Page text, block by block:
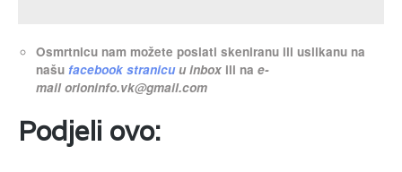
Osmrtnicu nam možete poslati skeniranu ili uslikanu na
našu facebook stranicuu inbox ili nae-
mailorioninfo.vk@gmail.com
Podjeli ovo: